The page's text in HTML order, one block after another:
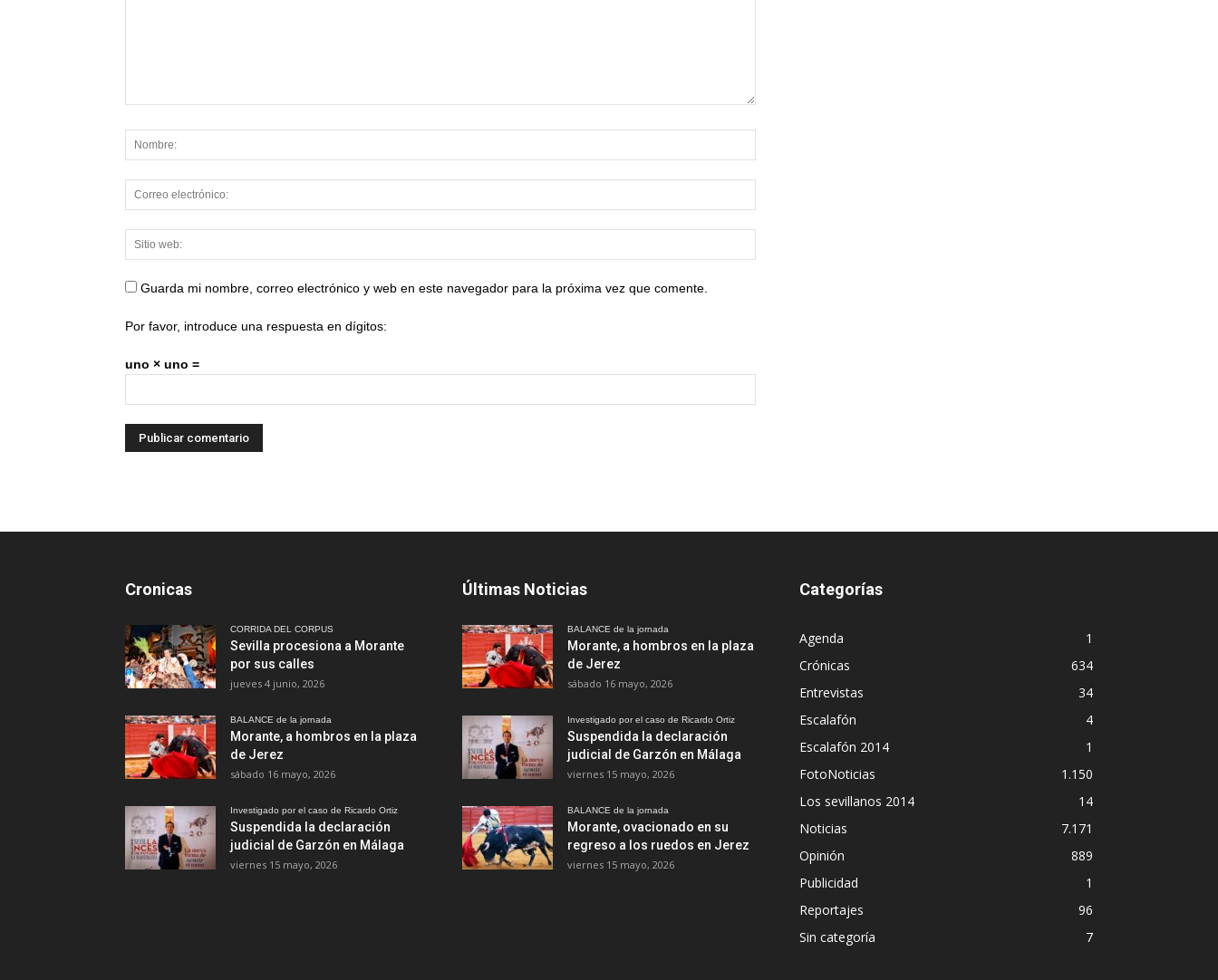
Guarda mi nombre, correo electrónico y web en este navegador para la próxima vez que comente.
Por favor, introduce una respuesta en dígitos:
uno × uno =
Cronicas
CORRIDA DEL CORPUS
Sevilla procesiona a Morante
por sus calles
jueves 4 junio, 2026
BALANCE de la jornada
Morante, a hombros en la plaza
de Jerez
sábado 16 mayo, 2026
Investigado por el caso de Ricardo Ortiz
Suspendida la declaración
judicial de Garzón en Málaga
viernes 15 mayo, 2026
Últimas Noticias
BALANCE de la jornada
Morante, a hombros en la plaza
de Jerez
sábado 16 mayo, 2026
Investigado por el caso de Ricardo Ortiz
Suspendida la declaración
judicial de Garzón en Málaga
viernes 15 mayo, 2026
BALANCE de la jornada
Morante, ovacionado en su
regreso a los ruedos en Jerez
viernes 15 mayo, 2026
Categorías
Agenda
1
Crónicas
634
Entrevistas
34
Escalafón
4
Escalafón 2014
1
FotoNoticias
1.150
Los sevillanos 2014
14
Noticias
7.171
Opinión
889
Publicidad
1
Reportajes
96
Sin categoría
7